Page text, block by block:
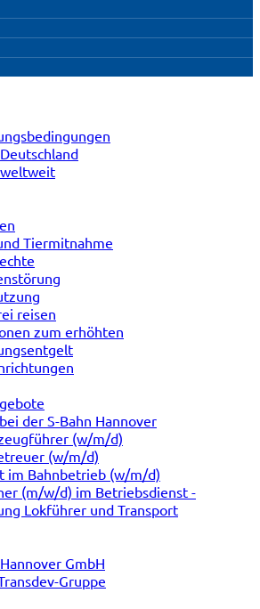
Tiermitnahme
reisen
zum erhöhten
der S-Bahn Hannover
(w/m/d)
(w/m/d)
im Bahnbetrieb (w/m/d)
(m/w/d) im Betriebsdienst -
Lokführer und Transport
GmbH
Gruppe